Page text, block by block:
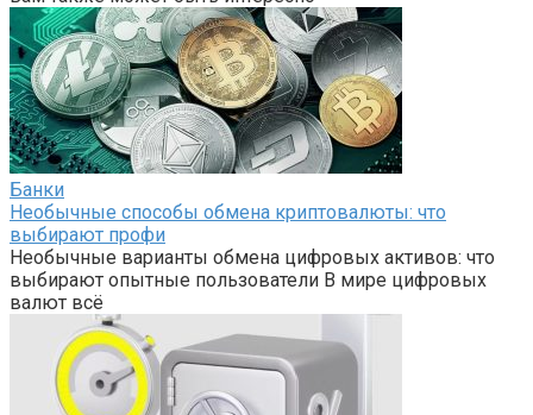
Банки
Необычные способы обмена криптовалюты: что
выбирают профи
Необычные варианты обмена цифровых активов: что
выбирают опытные пользователи В мире цифровых
валют всё